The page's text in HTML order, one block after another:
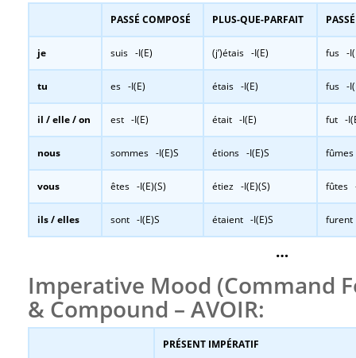
PASSÉ COMPOSÉ PLUS-QUE-PARFAIT
je suis -I(E) (j’)étais -I(E) fus -
tu es -I(E) étais -I(E) fus -
il / elle / on est -I(E) était -I(E) fut -
nous sommes -I(E)S étions -I(E)S
vous êtes -I(E)(S) étiez -I(E)(S) fûtes
ils / elles sont -I(E)S étaient -I(E)S furent
…
Imperative Mood (Command
& Compound – AVOIR:
PRÉSENT IMPÉRATIF